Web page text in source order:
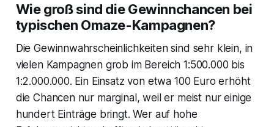
Wie groß sind die Gewinnchancen bei
typischen Omaze-Kampagnen?
Die Gewinnwahrscheinlichkeiten sind sehr klein, in
vielen Kampagnen grob im Bereich 1:500.000 bis
1:2.000.000. Ein Einsatz von etwa 100 Euro erhöht
die Chancen nur marginal, weil er meist nur einige
hundert Einträge bringt. Wer auf hohe